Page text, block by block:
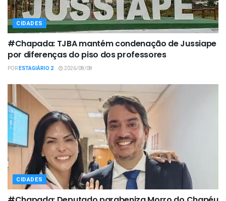
CIDADES
#Chapada: TJBA mantém condenação de Jussiape
por diferenças do piso dos professores
PORESTAGIÁRIO 2 2026/08/08
CIDADES